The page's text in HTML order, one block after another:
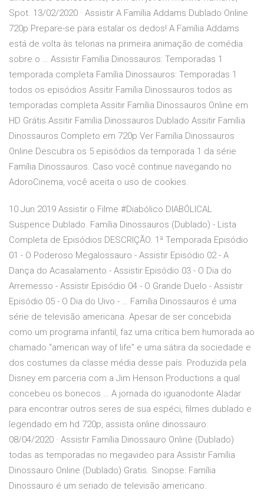
Spot. 13/02/2020 · Assistir A Família Addams Dublado Online
720p Prepare-se para estalar os dedos! A Família Addams
está de volta às telonas na primeira animação de comédia
sobre o … Assistir Família Dinossauros: Temporadas 1
temporada completa Família Dinossauros: Temporadas 1
todos os episódios Assitir Família Dinossauros todos as
temporadas completa Assitir Família Dinossauros Online em
HD Grátis Assitir Família Dinossauros Dublado Assitir Família
Dinossauros Completo em 720p Ver Família Dinossauros
Online Descubra os 5 episódios da temporada 1 da série
Família Dinossauros. Caso você continue navegando no
AdoroCinema, você aceita o uso de cookies.
10 Jun 2019 Assistir o Filme #Diabólico DIABÓLICAL
Suspence Dublado. Família Dinossauros (Dublado) - Lista
Completa de Episódios DESCRIÇÃO. 1ª Temporada Episódio
01 - O Poderoso Megalossauro - Assistir Episódio 02 - A
Dança do Acasalamento - Assistir Episódio 03 - O Dia do
Arremesso - Assistir Episódio 04 - O Grande Duelo - Assistir
Episódio 05 - O Dia do Uivo - … Família Dinossauros é uma
série de televisão americana. Apesar de ser concebida
como um programa infantil, faz uma crítica bem humorada ao
chamado “american way of life” e uma sátira da sociedade e
dos costumes da classe média desse país. Produzida pela
Disney em parceria com a Jim Henson Productions a qual
concebeu os bonecos … A jornada do iguanodonte Aladar
para encontrar outros seres de sua espéci, filmes dublado e
legendado em hd 720p, assista online dinossauro.
08/04/2020 · Assistir Família Dinossauro Online (Dublado)
todas as temporadas no megavideo para Assistir Família
Dinossauro Online (Dublado) Gratis. Sinopse: Família
Dinossauro é um seriado de televisão americano.